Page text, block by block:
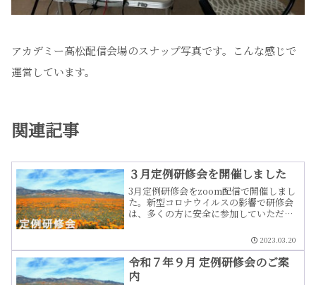
アカデミー高松配信会場のスナップ写真です。こんな感じで
運営しています。
関連記事
３月定例研修会を開催しました
3月定例研修会をzoom配信で開催しまし
た。新型コロナウイルスの影響で研修会
は、多くの方に安全に参加していただけ
県の内外から100名ほどの道友が参加し
てのサットサンガとなりました
2023.03.20
令和７年９月 定例研修会のご案
内